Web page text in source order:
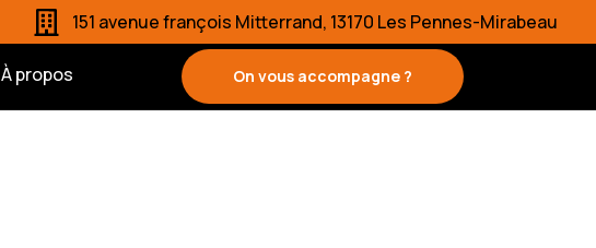
151 avenue françois Mitterrand, 13170 Les Pennes-Mirabeau
À propos On vous accompagne ?